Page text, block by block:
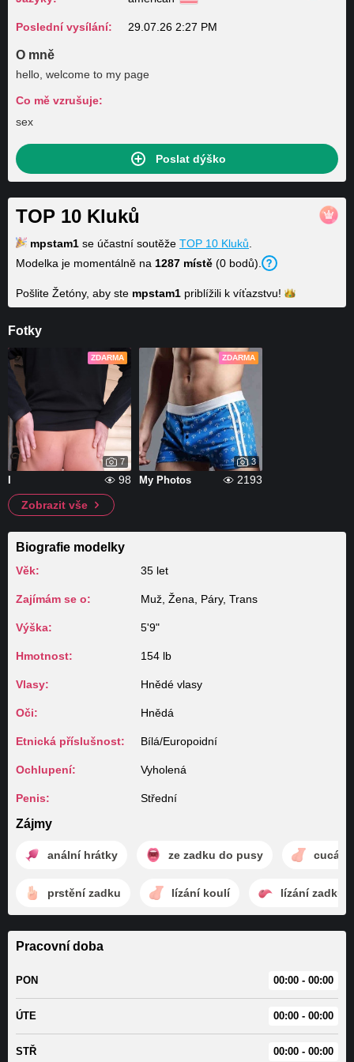
Poslední vysílání: 29.07.26 2:27 PM
O mně
hello, welcome to my page
Co mě vzrušuje:
sex
Poslat dýško
TOP 10 Kluků
mpstam1 se účastní soutěže TOP 10 Kluků
Modelka je momentálně na 1287 místě (0 bodů).
Pošlite Žetóny, aby ste mpstam1 priblížili k víťazstvu!
Fotky
ZDARMA
7
98
ZDARMA
3
My Photos
2193
Zobrazit vše
Biografie modelky
Věk: 35 let
Zajímám se o: Muž, Žena, Páry, Trans
Výška: 5'9"
Hmotnost: 154 lb
Vlasy: Hnědé vlasy
Oči: Hnědá
Etnická příslušnost: Bílá/Europoidní
Ochlupení: Vyholená
Penis: Střední
Zájmy
anální hrátky ze zadku do pusy cucání
prstění zadku lízání koulí lízání zadku
Pracovní doba
PON 00:00 - 00:00
ÚTE 00:00 - 00:00
STŘ 00:00 - 00:00